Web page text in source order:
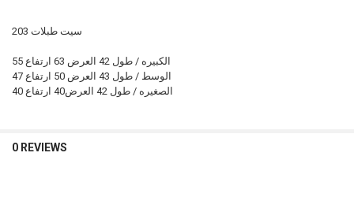
سيت طبلات 203
الكبيره / طول 42 العرض 63 ارتفاع 55
الوسط / طول 43 العرض 50 ارتفاع 47
الصغيره / طول 42 العرض40 ارتفاع 40
0 REVIEWS